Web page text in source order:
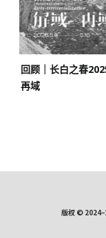
回顾｜长白之春
再域
版权 ©